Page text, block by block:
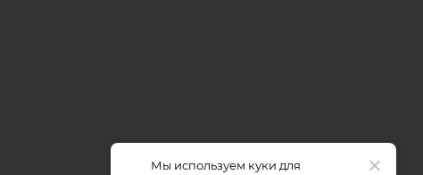
Мы используем куки для